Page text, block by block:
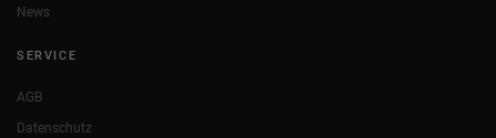
News
SERVICE
AGB
Datenschutz